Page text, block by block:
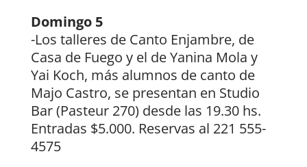
Domingo 5
-Los talleres de Canto Enjambre, de
Casa de Fuego y el de Yanina Mola y
Yai Koch, más alumnos de canto de
Majo Castro, se presentan en Studio
Bar (Pasteur 270) desde las 19.30 hs.
Entradas $5.000. Reservas al 221 555-
4575